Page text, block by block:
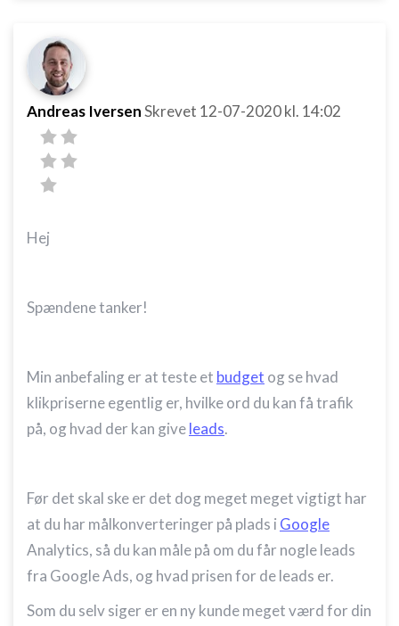
Andreas IversenSkrevet 12-07-2020kl. 14:02
Hej
Spændene tanker!
Min anbefaling er at teste et budget og se hvad
klikpriserne egentlig er, hvilke ord du kan få trafik
på, og hvad der kan giveleads.
Før det skal ske er det dog meget meget vigtigt har
at du har målkonverteringer på plads i Google
Analytics, så du kan måle på om du får nogle leads
fra Google Ads, og hvad prisen for de leads er.
Som du selv siger er en ny kunde meget værd for din